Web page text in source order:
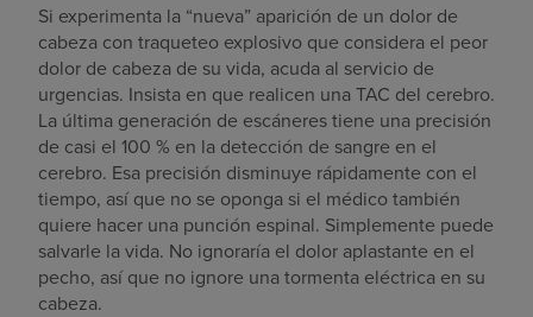
Si experimenta la “nueva” aparición de un dolor de
cabeza con traqueteo explosivo que considera el peor
dolor de cabeza de su vida, acuda al servicio de
urgencias. Insista en que realicen una TAC del cerebro.
La última generación de escáneres tiene una precisión
de casi el 100 % en la detección de sangre en el
cerebro. Esa precisión disminuye rápidamente con el
tiempo, así que no se oponga si el médico también
quiere hacer una punción espinal. Simplemente puede
salvarle la vida. No ignoraría el dolor aplastante en el
pecho, así que no ignore una tormenta eléctrica en su
cabeza.